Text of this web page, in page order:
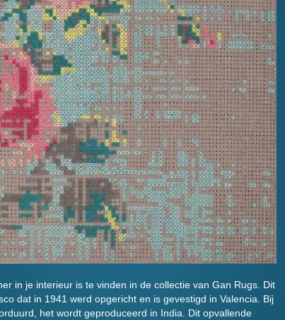
in je interieur is te vinden in de collectie van Gan Rugs. Dit
dat in 1941 werd opgericht en is gevestigd in Valencia. Bij
het wordt geproduceerd in India. Dit opvallende